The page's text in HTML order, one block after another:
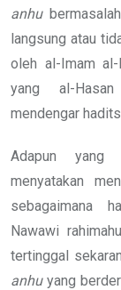
anhu
langsung atau
oleh al-Imam al-
yang al-
mendengar
Adapun yang
menyatakan
sebagaimana
Nawawi
tertinggal
anhu yang